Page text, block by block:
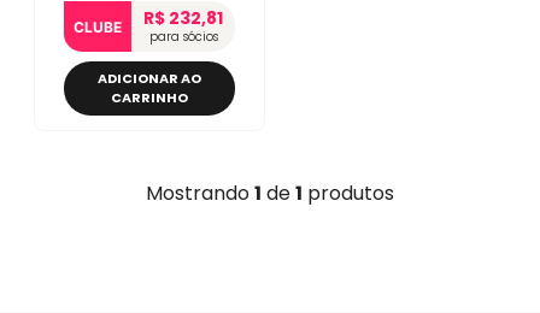
CLUBE R$ 232,81
para sócios
ADICIONAR AO
CARRINHO
Mostrando1 de1 produtos